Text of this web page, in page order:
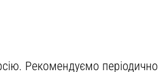
Рекомендуємо